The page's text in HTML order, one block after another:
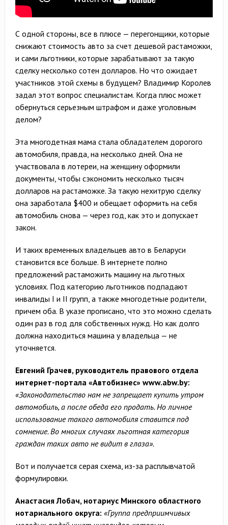
С одной стороны, все в плюсе — перегонщики, которые
снижают стоимость авто за счет дешевой растаможки,
и сами льготники, которые зарабатывают за такую
сделку несколько сотен долларов. Но что ожидает
участников этой схемы в будущем? Владимир Королев
задал этот вопрос специалистам. Когда плюс может
обернуться серьезным штрафом и даже уголовным
делом?
Эта многодетная мама стала обладателем дорогого
автомобиля, правда, на несколько дней. Она не
участвовала в лотереи, на женщину оформили
документы, чтобы сэкономить несколько тысяч
долларов на растаможке. За такую нехитрую сделку
она заработала $400 и обещает оформить на себя
автомобиль снова — через год, как это и допускает
закон.
И таких временных владельцев авто в Беларуси
становится все больше. В интернете полно
предложений растаможить машину на льготных
условиях. Под категорию льготников подпадают
инвалиды І и ІІ групп, а также многодетные родители,
причем оба. В указе прописано, что это можно сделать
один раз в год для собственных нужд. Но как долго
должна находиться машина у владельца — не
уточняется.
Евгений Грачев, руководитель правового отдела
интернет-портала «Автобизнес» www.abw.by:
«Законодательство нам не запрещает купить утром
автомобиль, а после обеда его продать. Но личное
использование такого автомобиля ставится под
сомнение. Во многих случаях льготная категория
граждан таких авто не видит в глаза».
Вот и получается серая схема, из-за расплывчатой
формулировки.
Анастасия Лобач, нотариус Минского областного
нотариального округа: «Группа предприимчивых